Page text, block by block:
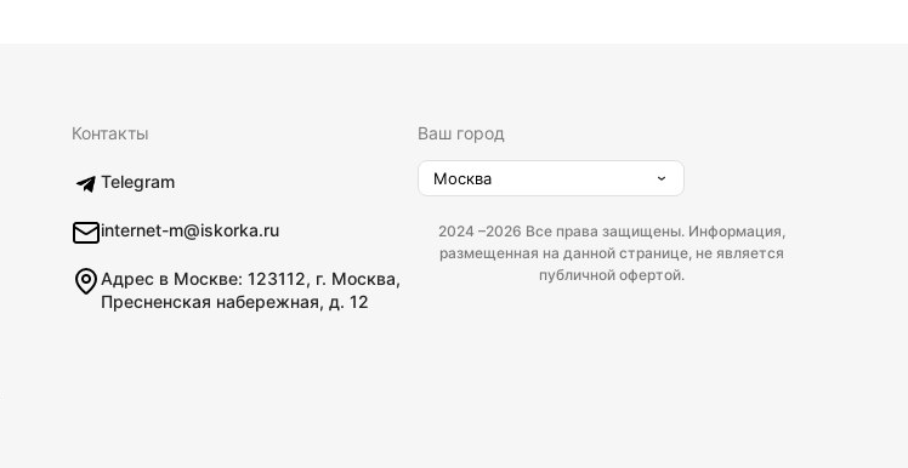
Контакты
Telegram
internet-m@iskorka.ru
Адрес в Москве: 123112, г. Москва,
Пресненская набережная, д. 12
Ваш город
Москва
2024 –2026 Все права защищены. Информация,
размещенная на данной странице, не является
публичной офертой.